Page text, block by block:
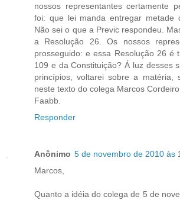
nossos representantes certamente
foi: que lei manda entregar metade
Não sei o que a Previc respondeu.
a Resolução 26. Os nossos
prosseguido: e essa Resolução 26 é
109 e da Constituição? Á luz desses
princípios, voltarei sobre a matéria,
neste texto do colega Marcos
Faabb.
Responder
Anônimo 5 de novembro de 2010 às
Marcos,
Quanto a idéia do colega de 5 de